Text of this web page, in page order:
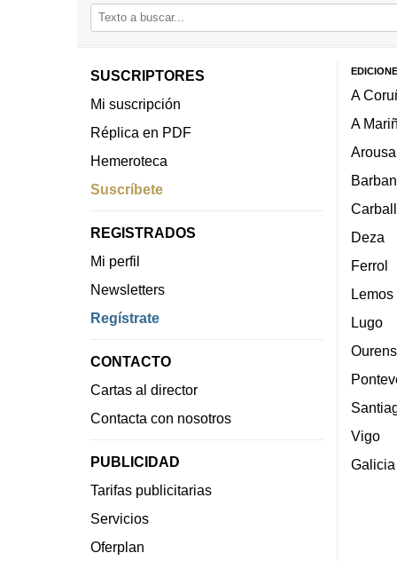
SUSCRIPTORES
Mi suscripción
Réplica en PDF
Hemeroteca
Suscríbete
REGISTRADOS
Mi perfil
Newsletters
Regístrate
CONTACTO
Cartas al director
Contacta con nosotros
PUBLICIDAD
Tarifas publicitarias
Servicios
Oferplan
A
A
Arousa
Deza
Ferrol
Lemos
Lugo
Vigo